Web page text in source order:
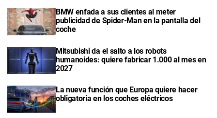
BMW enfada a sus clientes al meter
publicidad de Spider-Man en la pantalla del
coche
Mitsubishi da el salto a los robots
humanoides: quiere fabricar 1.000 al mes en
2027
La nueva función que Europa quiere hacer
obligatoria en los coches eléctricos